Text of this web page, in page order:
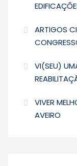
ARTIGOS
VI(SEU)
VIVER
AVEIRO